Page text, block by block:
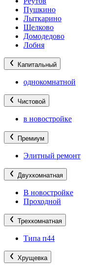
Пушкино
Лыткарино
Щелково
Домодедово
Лобня
Капитальный
однокомнатной
Чистовой
в новостройке
Премиум
Элитный ремонт
Двухкомнатная
В новостройке
Проходной
Трехкомнатная
Типа п44
Хрущевка